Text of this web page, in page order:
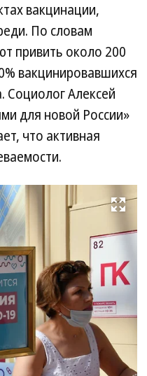
вакцинации,
По словам
привить около 200
вакцинировавшихся
Социолог Алексей
для новой России»
что активная
Развернуть на весь экран